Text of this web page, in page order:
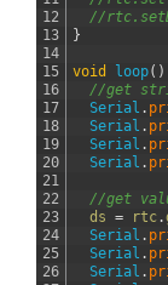
12
13
14
15
16
17
18
19
20
21
22
23
24
25
26
//
}
void loop( )
//get
Serial .
Serial .
Serial .
Serial .
//get
ds = rtc .
Serial .
Serial .
Serial .